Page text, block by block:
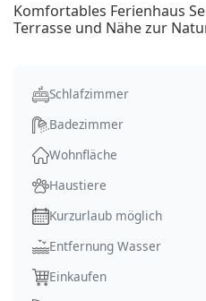
Komfortables Ferienhaus
Terrasse und Nähe zur
Schlafzimmer
Badezimmer
Wohnfläche
Haustiere
Kurzurlaub möglich
Entfernung Wasser
Einkaufen